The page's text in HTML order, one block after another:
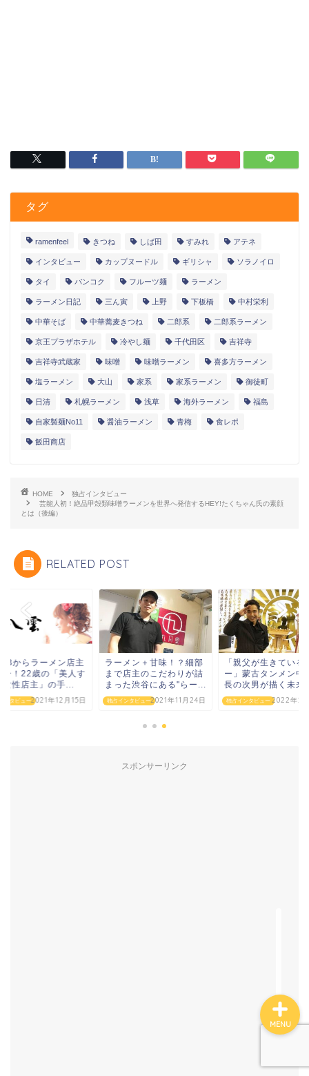
タグ
ramenfeel きつね しば田 すみれ アテネ
インタビュー カップヌードル ギリシャ ソラノイロ
タイ バンコク フルーツ麺 ラーメン
ラーメン日記 三ん寅 上野 下板橋 中村栄利
中華そば 中華蕎麦きつね 二郎系 二郎系ラーメン
京王プラザホテル 冷やし麺 千代田区 吉祥寺
吉祥寺武蔵家 味噌 味噌ラーメン 喜多方ラーメン
塩ラーメン 大山 家系 家系ラーメン 御徒町
日清 札幌ラーメン 浅草 海外ラーメン 福島
自家製麺No11 醤油ラーメン 青梅 食レポ
飯田商店
HOME
独占インタビュー
芸能人初！絶品甲殻類味噌ラーメンを世界へ発信するHEY!たくちゃん氏の素顔
とは（後編）
RELATED POST
ンタビュー
からラーメン店主
身！22歳の「美人す
女性店主」の手...
2021年12月15日 独占インタビュー
ラーメン＋甘味！？細部
まで店主のこだわりが詰
まった渋谷にある"らー...
2021年11月24日 独占インタビュー
「親父が生きている
ー」蒙古タンメン中
長の次男が描く未来
2022年2
スポンサーリンク
MENU